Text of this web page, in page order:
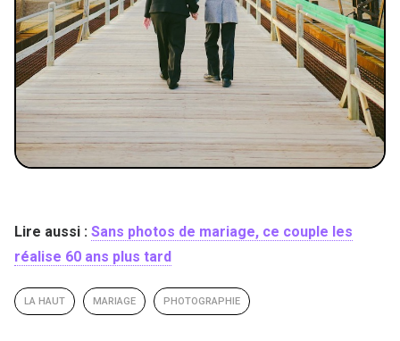
Lire aussi : Sans photos de mariage, ce couple les
réalise 60 ans plus tard
LA HAUT MARIAGE PHOTOGRAPHIE